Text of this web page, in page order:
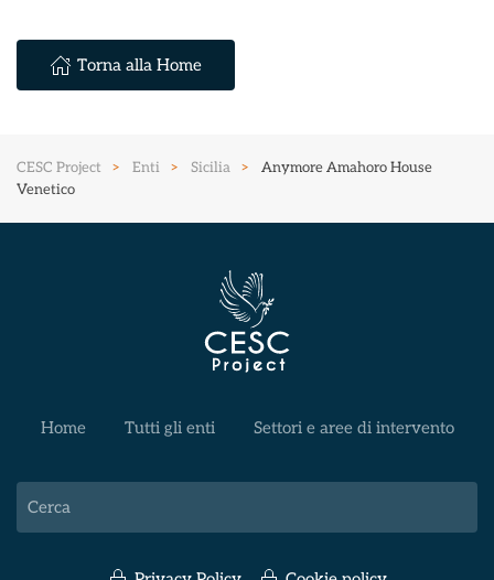
Torna alla Home
CESC Project Enti Sicilia
Anymore Amahoro House
Venetico
Home Tutti gli enti Settori e aree di intervento